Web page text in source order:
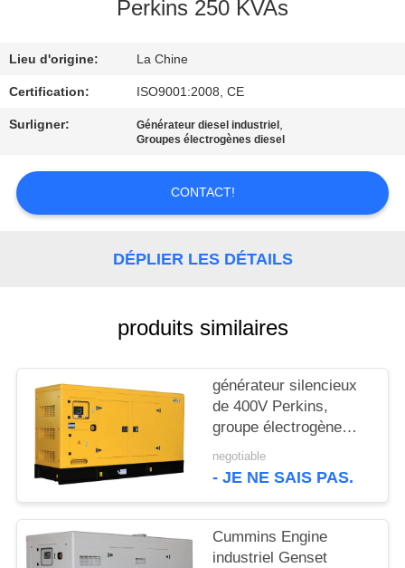
DE
QUALITÉ
CONTACTEZ-
NOUS
DU
SITE
PRIVACY
POLICY
Perkins 250 KVAs
Lieu d'origine: La Chine
Certification: ISO9001:2008, CE
Surligner: Générateur diesel industriel ,
Groupes électrogènes diesel
CONTACT!
DÉPLIER LES DÉTAILS
produits similaires
générateur silencieux
de 400V Perkins,
groupe électrogène
électrique diesel
negotiable
- JE NE SAIS PAS.
Cummins Engine
industriel Genset